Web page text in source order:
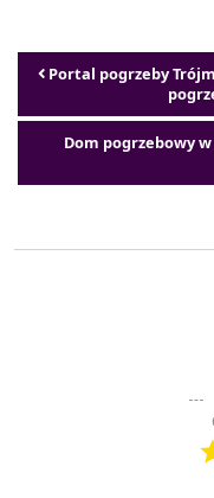
Nawigacja
Portal pogrzeby
Dom pogrzebowy